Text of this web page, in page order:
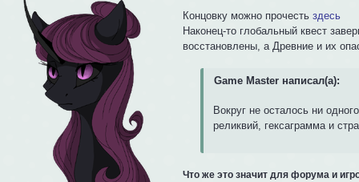
Концовку можно прочестьздесь
Наконец-то глобальный квест
восстановлены, а Древние и их
Game Master написал(а):
Вокруг не осталось ни
реликвий, гексаграмма и
Что же это значит для форума и